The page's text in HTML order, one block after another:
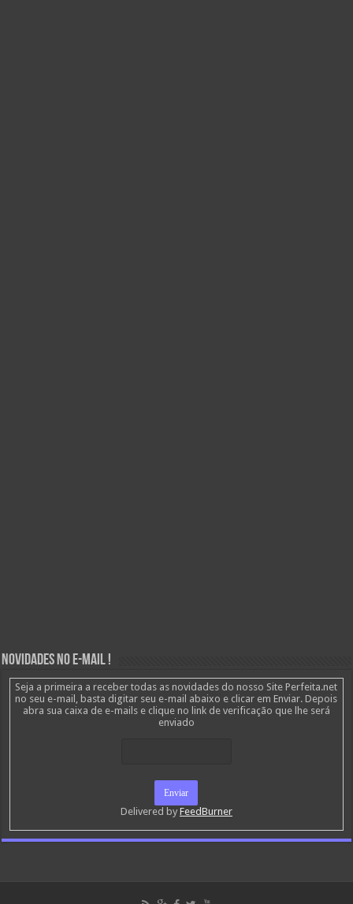
Novidades no E-mail !
Seja a primeira a receber todas as novidades do nosso Site Perfeita.net
no seu e-mail, basta digitar seu e-mail abaixo e clicar em Enviar. Depois
abra sua caixa de e-mails e clique no link de verificação que lhe será
enviado
Delivered by FeedBurner